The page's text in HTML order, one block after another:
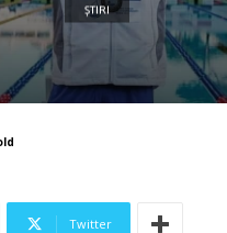
ȘTIRI
Twitter